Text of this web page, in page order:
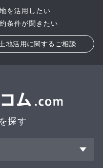
を活用したい
条件が聞きたい
地活用に関するご相談
探す